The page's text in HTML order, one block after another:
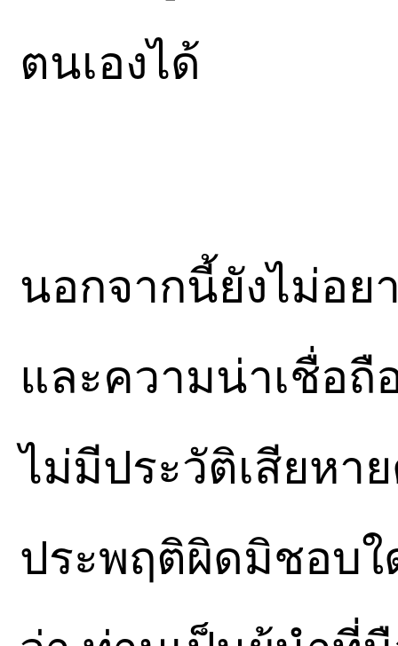
ตนเองได้
นอกจากนี้ยังไม่อ
และความน่าเชื่อถื
ไม่มีประวัติเสียหา
ประพฤติผิดมิชอบ